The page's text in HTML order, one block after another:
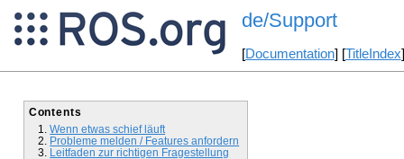
de/Support
[Documentation] [TitleIndex
Contents
Wenn etwas schief läuft
Probleme melden / Features anfordern
Leitfaden zur richtigen Fragestellung